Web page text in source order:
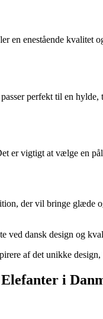
enestående kvalitet
perfekt til en
er vigtigt at vælge en
der vil bringe
ved dansk design og
af det unikke
i